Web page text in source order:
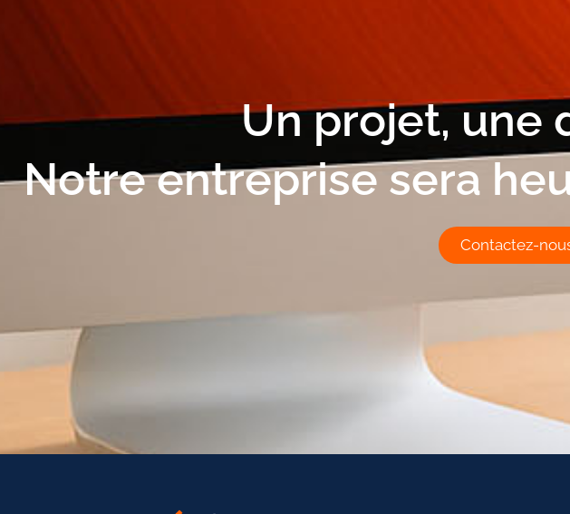
Un projet, une
Notre entreprise sera
Contactez-